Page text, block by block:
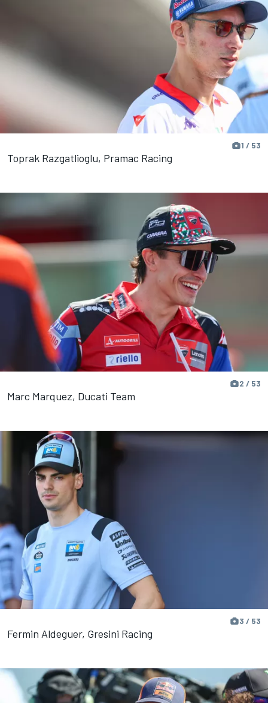
1 / 53
Toprak Razgatlioglu, Pramac Racing
2 / 53
Marc Marquez, Ducati Team
3 / 53
Fermin Aldeguer, Gresini Racing